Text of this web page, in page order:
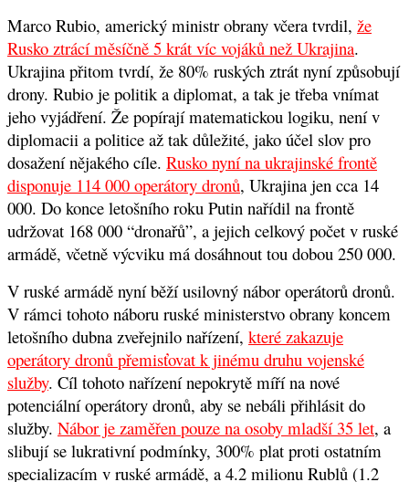
Marco Rubio, americký ministr obrany včera tvrdil, že
Rusko ztrácí měsíčně 5 krát víc vojáků než Ukrajina.
Ukrajina přitom tvrdí, že 80% ruských ztrát nyní způsobují
drony. Rubio je politik a diplomat, a tak je třeba vnímat
jeho vyjádření. Že popírají matematickou logiku, není v
diplomacii a politice až tak důležité, jako účel slov pro
dosažení nějakého cíle. Rusko nyní na ukrajinské frontě
disponuje 114 000 operátory dronů, Ukrajina jen cca 14
000. Do konce letošního roku Putin nařídil na frontě
udržovat 168 000 “dronařů”, a jejich celkový počet v ruské
armádě, včetně výcviku má dosáhnout tou dobou 250 000.
V ruské armádě nyní běží usilovný nábor operátorů dronů.
V rámci tohoto náboru ruské ministerstvo obrany koncem
letošního dubna zveřejnilo nařízení, které zakazuje
operátory dronů přemisťovat k jinému druhu vojenské
služby. Cíl tohoto nařízení nepokrytě míří na nové
potenciální operátory dronů, aby se nebáli přihlásit do
služby. Nábor je zaměřen pouze na osoby mladší 35 let, a
slibují se lukrativní podmínky, 300% plat proti ostatním
specializacím v ruské armádě, a 4.2 milionu Rublů (1.2